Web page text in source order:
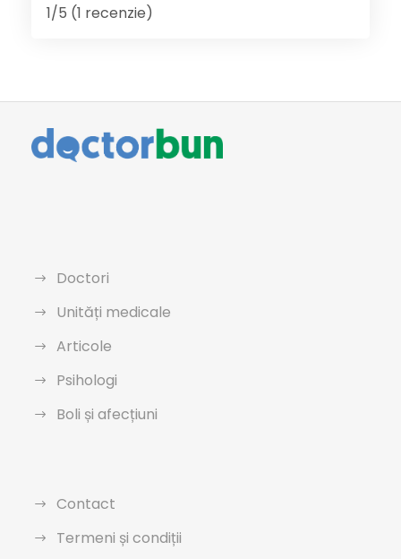
1/5 (1 recenzie)
Doctori
Unități medicale
Articole
Psihologi
Boli și afecțiuni
Contact
Termeni și condiții